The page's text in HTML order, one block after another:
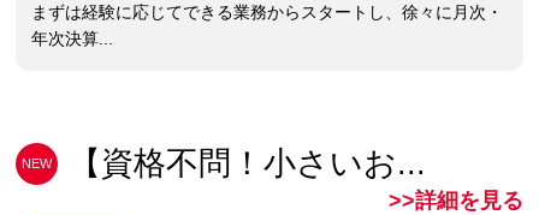
まずは経験に応じてできる業務からスタートし、徐々に月次・
年次決算...
NEW 【資格不問！小さいお...
>>詳細を見る